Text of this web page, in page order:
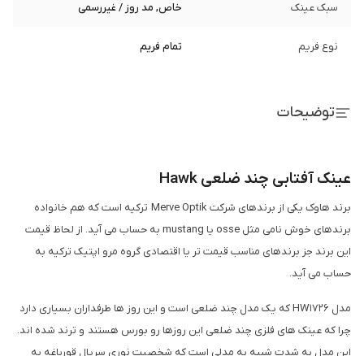
سبک عینک خاص, مد روز / غیررسمی
نوع فریم تمام فریم
توضیحات
عینک آفتابی چند ضلعی Hawk
برند هاوک یکی از برندهای شرکت Merve Optik ترکیه است که هم خانواده
برندهای خوش نامی مثل osse یا mustang به حساب می آید. از لحاظ قیمت
این برند جز برندهای مناسب قیمت تر یا اقتصادی گروه مرو اپتیک ترکیه به
حساب می آید.
مدل HW1726 که یک مدل چند ضلعی است و این روز ها طرفداران بسیاری دارد
چرا که عینک های فلزی چند ضلعی این روزها رو بورس هستند و ترند شده اند.
این مدل به شدت شبیه به مدلی است که شخصیت نوری سریال قورباغه به